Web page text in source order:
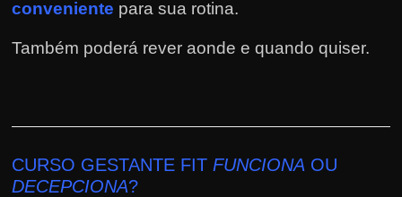
conveniente para sua rotina.
Também poderá rever aonde e quando quiser.
CURSO GESTANTE FITFUNCIONA OU
DECEPCIONA?